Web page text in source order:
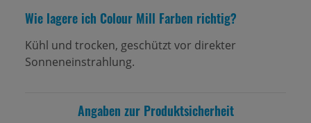
Wie lagere ich Colour Mill Farben richtig?
Kühl und trocken, geschützt vor direkter
Sonneneinstrahlung.
Angaben zur Produktsicherheit